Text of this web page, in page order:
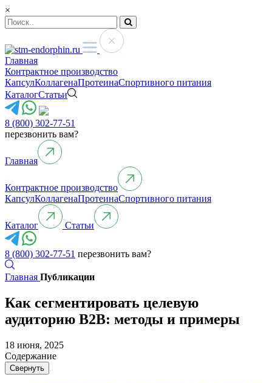
×
Главная
Контрактное производство
КапсулКоллагенаПротеинаСпортивного питания
КаталогСтатьи
8 (800) 302-77-51
перезвонить вам?
Главная
Контрактное производство
КапсулКоллагенаПротеинаСпортивного питания
Каталог Статьи
8 (800) 302-77-51 перезвонить вам?
Главная Публикации
Как сегментировать целевую
аудиторию B2B: методы и примеры
18 июня, 2025
Содержание
Свернуть